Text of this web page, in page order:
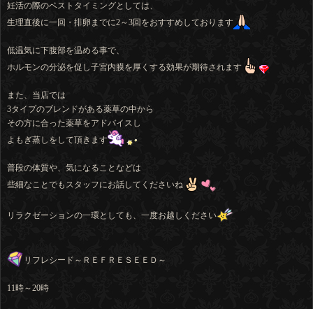
妊活の際のベストタイミングとしては、
生理直後に一回・排卵までに2～3回をおすすめしております
低温気に下腹部を温める事で、
ホルモンの分泌を促し子宮内膜を厚くする効果が期待されます
また、当店では
3タイプのブレンドがある薬草の中から
その方に合った薬草をアドバイスし
よもぎ蒸しをして頂きます
普段の体質や、気になることなどは
些細なことでもスタッフにお話してくださいね
リラクゼーションの一環としても、一度お越しください
リフレシード～ＲＥＦＲＥＳＥＥＤ～
11時～20時